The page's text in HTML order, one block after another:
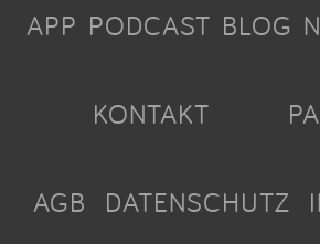
APP PODCAST BLOG
KONTAKT
AGB DATENSCHUTZ